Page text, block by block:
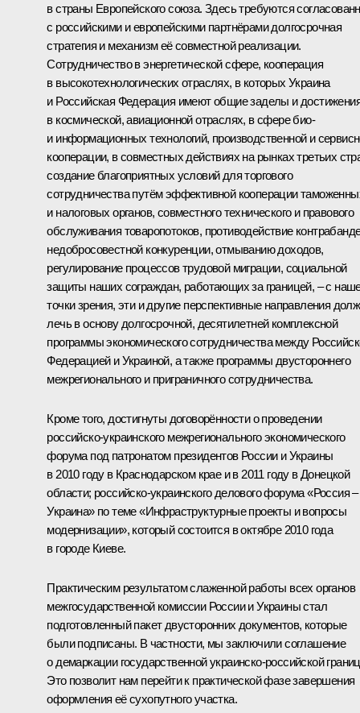
в страны Европейского союза. Здесь требуются
с российскими и европейскими партнёрами долгосрочная
стратегия и механизм её совместной реализации.
Сотрудничество в энергетической сфере, кооперация
в высокотехнологических отраслях, в которых Украина
и Российская Федерация имеют общие заделы и
в космической, авиационной отраслях, в сфере био-
и информационных технологий, производственной и
кооперации, в совместных действиях на рынках третьих
создание благоприятных условий для торгового
сотрудничества путём эффективной кооперации
и налоговых органов, совместного технического и правового
обслуживания товаропотоков, противодействие
недобросовестной конкуренции, отмыванию доходов,
регулирование процессов трудовой миграции, социальной
защиты наших сограждан, работающих за границей, – с
точки зрения, эти и другие перспективные направления
лечь в основу долгосрочной, десятилетней комплексной
программы экономического сотрудничества между
Федерацией и Украиной, а также программы двустороннего
межрегионального и приграничного сотрудничества.
Кроме того, достигнуты договорённости о проведении
российско-украинского межрегионального экономического
форума под патронатом президентов России и Украины
в 2010 году в Краснодарском крае и в 2011 году в Донецкой
области; российско-украинского делового форума «Россия –
Украина» по теме «Инфраструктурные проекты и вопросы
модернизации», который состоится в октябре 2010 года
в городе Киеве.
Практическим результатом слаженной работы всех органов
межгосударственной комиссии России и Украины стал
подготовленный пакет двусторонних документов, которые
были подписаны. В частности, мы заключили соглашение
о демаркации государственной украинско-российской
Это позволит нам перейти к практической фазе завершения
оформления её сухопутного участка.